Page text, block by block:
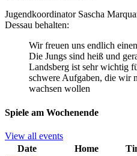
Jugendkoordinator Sascha
Dessau behalten:
Wir freuen uns endlich
Die Jungs sind heiß und
Landsberg ist sehr wichtig
schwere Aufgaben, die wir
wachsen wollen
Spiele am Wochenende
View all events
Date
Home